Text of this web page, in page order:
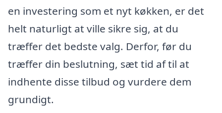
en investering som et nyt køkken, er det
helt naturligt at ville sikre sig, at du
træffer det bedste valg. Derfor, før du
træffer din beslutning, sæt tid af til at
indhente disse tilbud og vurdere dem
grundigt.